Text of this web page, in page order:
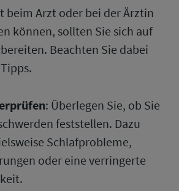
beim Arzt oder bei der Ärztin
können, sollten Sie sich auf
Beachten Sie dabei
: Überlegen Sie, ob Sie
feststellen. Dazu
Schlafprobleme,
oder eine verringerte